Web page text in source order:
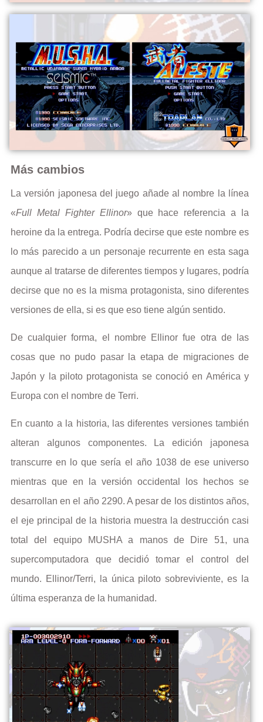
Más cambios
La versión japonesa del juego añade al nombre la línea
«Full Metal Fighter Ellinor» que hace referencia a la
heroine da la entrega. Podría decirse que este nombre es
lo más parecido a un personaje recurrente en esta saga
aunque al tratarse de diferentes tiempos y lugares, podría
decirse que no es la misma protagonista, sino diferentes
versiones de ella, si es que eso tiene algún sentido.
De cualquier forma, el nombre Ellinor fue otra de las
cosas que no pudo pasar la etapa de migraciones de
Japón y la piloto protagonista se conoció en América y
Europa con el nombre de Terri.
En cuanto a la historia, las diferentes versiones también
alteran algunos componentes. La edición japonesa
transcurre en lo que sería el año 1038 de ese universo
mientras que en la versión occidental los hechos se
desarrollan en el año 2290. A pesar de los distintos años,
el eje principal de la historia muestra la destrucción casi
total del equipo MUSHA a manos de Dire 51, una
supercomputadora que decidió tomar el control del
mundo. Ellinor/Terri, la única piloto sobreviviente, es la
última esperanza de la humanidad.